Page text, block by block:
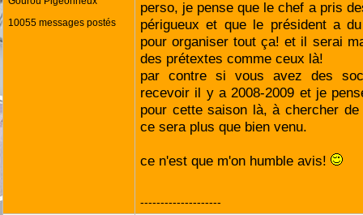
10055 messages postés
perso, je pense que le chef a pris
périgueux et que le président a
pour organiser tout ça! et il serai
des prétextes comme ceux là!
par contre si vous avez des
recevoir il y a 2008-2009 et je
pour cette saison là, à chercher
ce sera plus que bien venu.
ce n'est que m'on humble avis!
--------------------